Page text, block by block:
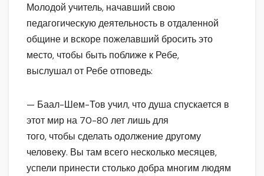
Молодой учитель, начавший свою
педагогическую деятельность в отдаленной
общине и вскоре пожелавший бросить это
место, чтобы быть поближе к Ребе,
выслушал от Ребе отповедь:
— Баал-Шем-Тов учил, что душа спускается в
этот мир на 70-80 лет лишь для
того, чтобы сделать одолжение другому
человеку. Вы там всего несколько месяцев,
успели принести столько добра многим людям